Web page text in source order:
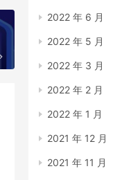
2022 年 6 月
2022 年 5 月
2022 年 3 月
2022 年 2 月
2022 年 1 月
2021 年 12 月
2021 年 11 月